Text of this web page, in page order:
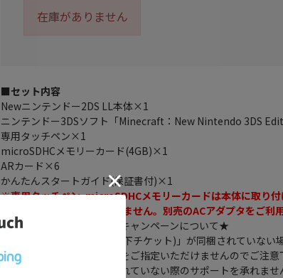
在庫がありません
■セット内容
Newニンテンドー2DS LL本体×1
ニンテンドー3DSソフト「Minecraft：New Nintendo 3DS
専用タッチペン×1
microSDHCメモリーカード(4GB)×1
ARカード×6
かんたんスタートガイド(保証書付)×1
※専用タッチペン･microSDHCメモリーカードは本体に取り付
※ACアダプタは付属していません。別売のACアダプタをご利
★ニンテンドーの月替わりキャンペーンについて★
「キャンペーンチケット(以下チケット)」が同梱されていない
ご注文時にはチケット同梱をご指定いただけませんのでご注
ご購入後チケットが同梱されていない際のサポートを承れませ